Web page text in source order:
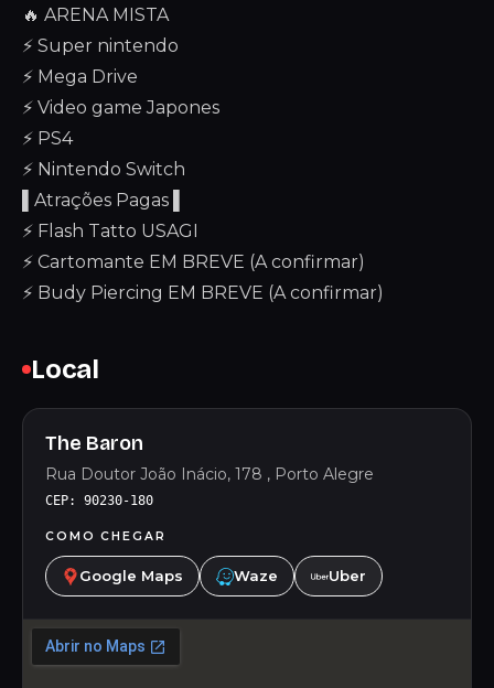
🔥 ARENA MISTA
⚡ Super nintendo
⚡ Mega Drive
⚡ Video game Japones
⚡ PS4
⚡ Nintendo Switch
▌Atrações Pagas ▌
⚡ Flash Tatto USAGI
⚡ Cartomante EM BREVE (A confirmar)
⚡ Budy Piercing EM BREVE (A confirmar)
Local
The Baron
Rua Doutor João Inácio, 178 , Porto Alegre
CEP: 90230-180
COMO CHEGAR
Google Maps Waze Uber